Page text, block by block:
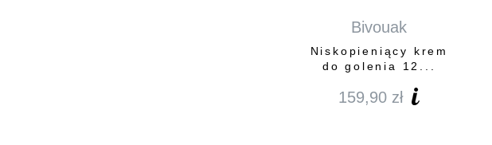
Bivouak
Niskopieniący krem
do golenia 12...
159,90 zł